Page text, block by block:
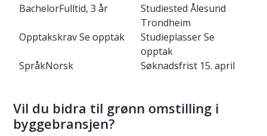
BachelorFulltid, 3 år Studiested Ålesund
Trondheim
OpptakskravSe opptak StudieplasserSe
opptak
SpråkNorsk Søknadsfrist 15. april
Vil du bidra til grønn omstilling i
byggebransjen?